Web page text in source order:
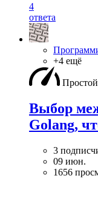
4
ответа
+4 ещё
Простой
Выбор
Golang,
3
09 июн.
1656